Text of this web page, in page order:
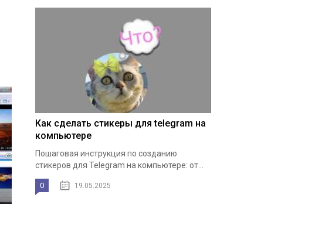
Как сделать стикеры для telegram на
компьютере
Пошаговая инструкция по созданию
стикеров для Telegram на компьютере: от...
0 19.05.2025